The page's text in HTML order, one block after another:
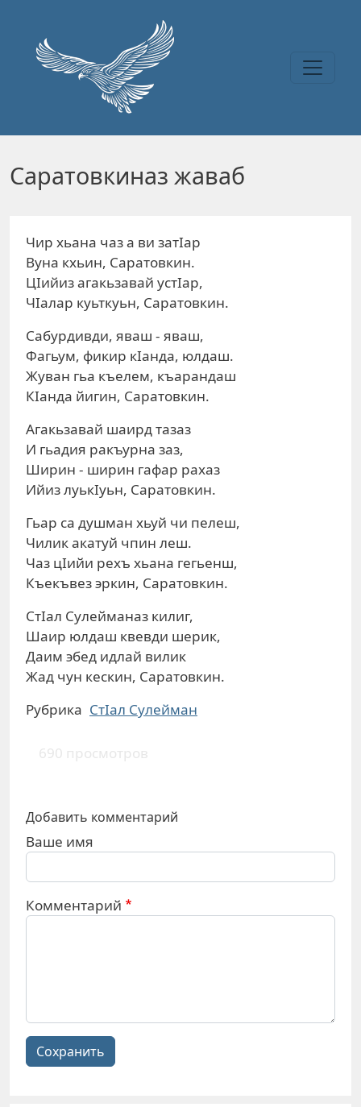
Саратовкиназ жаваб
Чир хьана чаз а ви затIар
Вуна кхьин, Саратовкин.
ЦIийиз агакьзавай устIар,
ЧIалар куьткуьн, Саратовкин.
Сабурдивди, яваш - яваш,
Фагьум, фикир кIанда, юлдаш.
Жуван гьа къелем, къарандаш
КIанда йигин, Саратовкин.
Агакьзавай шаирд тазаз
И гьадия ракъурна заз,
Ширин - ширин гафар рахаз
Ийиз луькIуьн, Саратовкин.
Гьар са душман хьуй чи пелеш,
Чилик акатуй чпин леш.
Чаз цIийи рехъ хьана гегьенш,
Къекъвез эркин, Саратовкин.
СтIал Сулейманаз килиг,
Шаир юлдаш квевди шерик,
Даим эбед идлай вилик
Жад чун кескин, Саратовкин.
Рубрика СтIал Сулейман
690 просмотров
Добавить комментарий
Ваше имя
Комментарий
Сохранить